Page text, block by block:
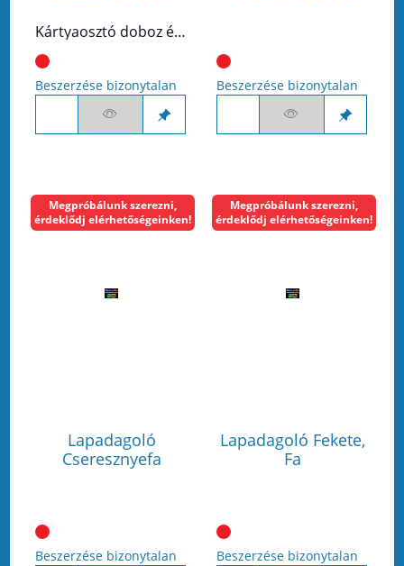
Kártyaosztó doboz és kártyakeverő gép egyben.
Beszerzése bizonytalan Beszerzése bizonytalan
Lapadagoló
Cseresznyefa
Megpróbálunk szerezni,
érdeklődj elérhetőségeinken!
Beszerzése bizonytalan
Lapadagoló Fekete,
Fa
Megpróbálunk szerezni,
érdeklődj elérhetőségeinken!
Beszerzése bizonytalan